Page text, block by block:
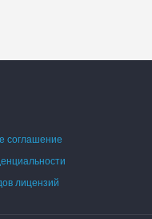
соглашение
лицензий